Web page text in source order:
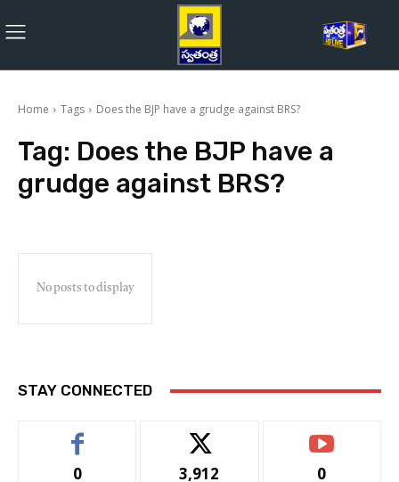
Home Tags Does the BJP have a grudge against BRS?
Tag: Does the BJP have a
grudge against BRS?
No posts to display
STAY CONNECTED
0 3,912 0